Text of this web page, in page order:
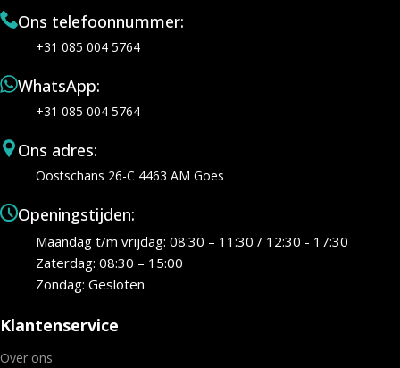
Ons telefoonnummer:
+31 085 004 5764
WhatsApp:
+31 085 004 5764
Ons adres:
Oostschans 26-C 4463 AM Goes
Openingstijden:
Maandag t/m vrijdag: 08:30 – 11:30 / 12:30 - 17:30
Zaterdag: 08:30 – 15:00
Zondag: Gesloten
Klantenservice
Over ons